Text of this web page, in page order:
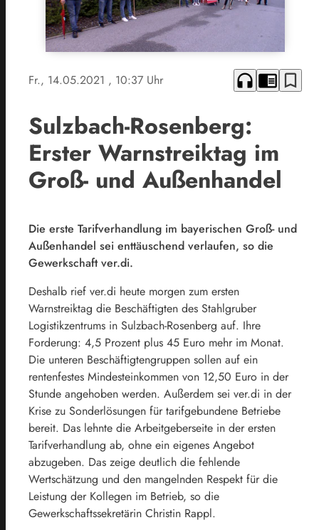
Fr., 14.05.2021 , 10:37 Uhr headphones chrome_reader_mode bookmark_border
Sulzbach-Rosenberg:
Erster Warnstreiktag im
Groß- und Außenhandel
Die erste Tarifverhandlung im bayerischen Groß- und
Außenhandel sei enttäuschend verlaufen, so die
Gewerkschaft ver.di.
Deshalb rief ver.di heute morgen zum ersten
Warnstreiktag die Beschäftigten des Stahlgruber
Logistikzentrums in Sulzbach-Rosenberg auf. Ihre
Forderung: 4,5 Prozent plus 45 Euro mehr im Monat.
Die unteren Beschäftigtengruppen sollen auf ein
rentenfestes Mindesteinkommen von 12,50 Euro in der
Stunde angehoben werden. Außerdem sei ver.di in der
Krise zu Sonderlösungen für tarifgebundene Betriebe
bereit. Das lehnte die Arbeitgeberseite in der ersten
Tarifverhandlung ab, ohne ein eigenes Angebot
abzugeben. Das zeige deutlich die fehlende
Wertschätzung und den mangelnden Respekt für die
Leistung der Kollegen im Betrieb, so die
Gewerkschaftssekretärin Christin Rappl.